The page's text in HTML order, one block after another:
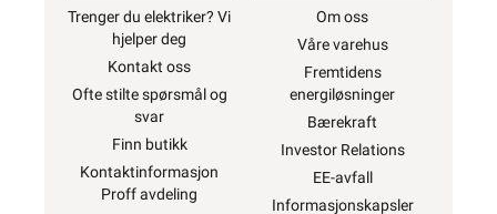
Trenger du elektriker? Vi
hjelper deg
Kontakt oss
Ofte stilte spørsmål og
svar
Finn butikk
Kontaktinformasjon
Proff avdeling
Om oss
Våre varehus
Fremtidens
energiløsninger
Bærekraft
Investor Relations
EE-avfall
Informasjonskapsler